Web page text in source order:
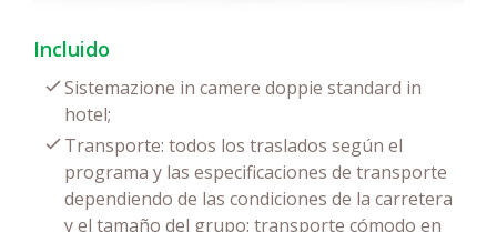
Incluido
Sistemazione in camere doppie standard in
hotel;
Transporte: todos los traslados según el
programa y las especificaciones de transporte
dependiendo de las condiciones de la carretera
y el tamaño del grupo: transporte cómodo en